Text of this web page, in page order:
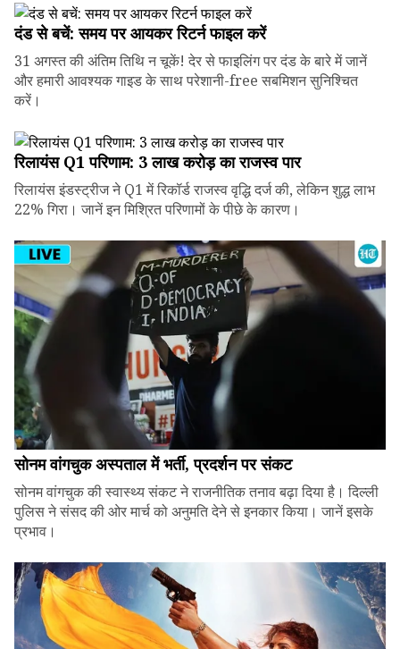
दंड से बचें: समय पर आयकर रिटर्न फाइल करें
31 अगस्त की अंतिम तिथि न चूकें! देर से फाइलिंग पर दंड के बारे में जानें
और हमारी आवश्यक गाइड के साथ परेशानी-free सबमिशन सुनिश्चित
करें।
रिलायंस Q1 परिणाम: ₹3 लाख करोड़ का राजस्व पार
रिलायंस इंडस्ट्रीज ने Q1 में रिकॉर्ड राजस्व वृद्धि दर्ज की, लेकिन शुद्ध लाभ
22% गिरा। जानें इन मिश्रित परिणामों के पीछे के कारण।
सोनम वांगचुक अस्पताल में भर्ती, प्रदर्शन पर संकट
सोनम वांगचुक की स्वास्थ्य संकट ने राजनीतिक तनाव बढ़ा दिया है। दिल्ली
पुलिस ने संसद की ओर मार्च को अनुमति देने से इनकार किया। जानें इसके
प्रभाव।